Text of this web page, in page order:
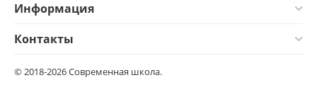
Информация
Контакты
© 2018-2026 Современная школа.